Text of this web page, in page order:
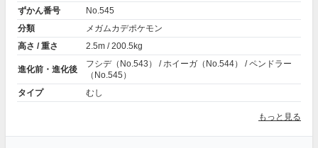
ずかん番号
No.545
分類
メガムカデポケモン
高さ / 重さ
2.5m / 200.5kg
進化前・進化後
フシデ（No.543） / ホイーガ（No.544） / ペンドラー
（No.545）
タイプ
むし
もっと見る